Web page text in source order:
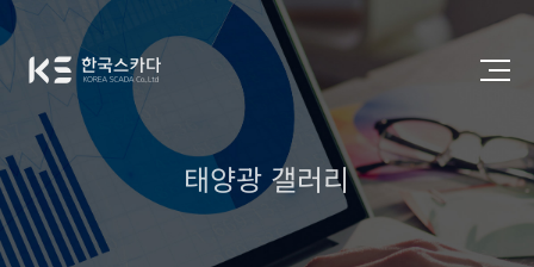
태양광 갤러리